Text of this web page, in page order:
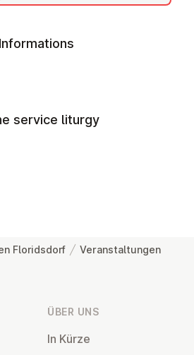
Informations
service liturgy
Floridsdorf
Veranstaltungen
ÜBER UNS
In Kürze